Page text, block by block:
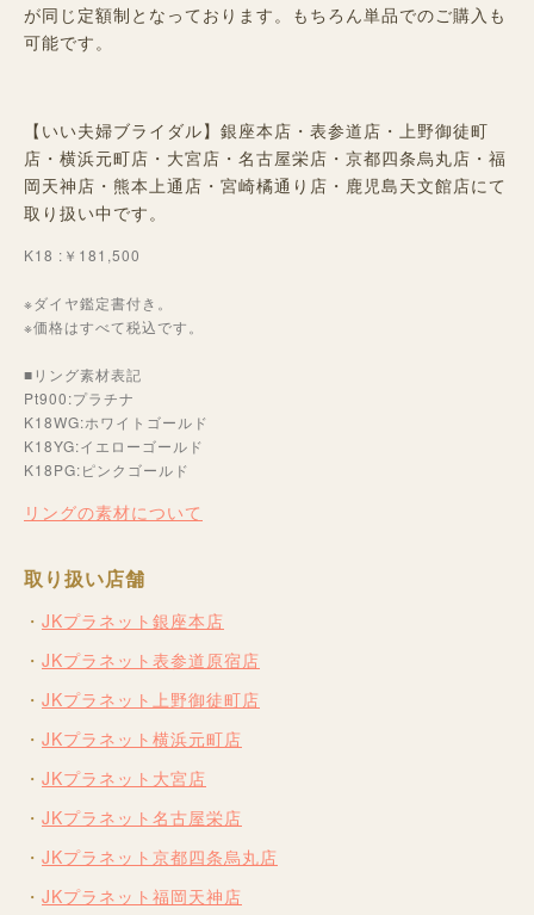
が同じ定額制となっております。もちろん単品でのご購入も
可能です。
【いい夫婦ブライダル】銀座本店・表参道店・上野御徒町
店・横浜元町店・大宮店・名古屋栄店・京都四条烏丸店・福
岡天神店・熊本上通店・宮崎橘通り店・鹿児島天文館店にて
取り扱い中です。
K18 :￥181,500
※ダイヤ鑑定書付き。
※価格はすべて税込です。
■リング素材表記
Pt900:プラチナ
K18WG:ホワイトゴールド
K18YG:イエローゴールド
K18PG:ピンクゴールド
リングの素材について
取り扱い店舗
JKプラネット銀座本店
JKプラネット表参道原宿店
JKプラネット上野御徒町店
JKプラネット横浜元町店
JKプラネット大宮店
JKプラネット名古屋栄店
JKプラネット京都四条烏丸店
JKプラネット福岡天神店